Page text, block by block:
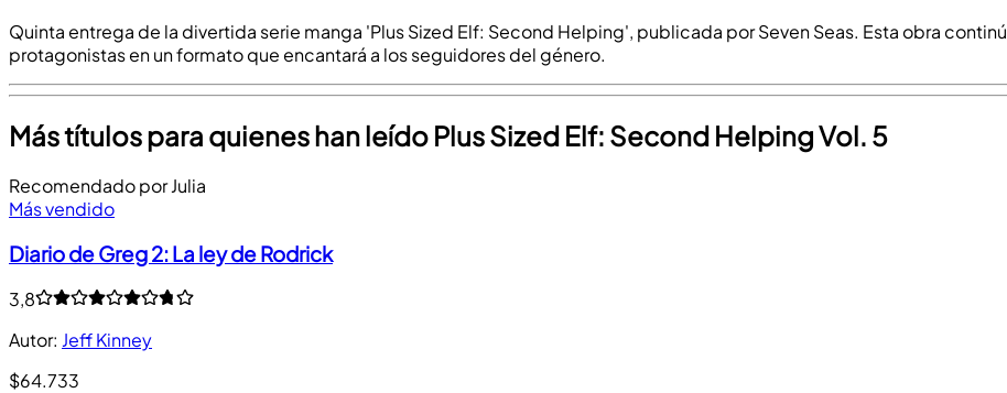
Quinta entrega de la divertida serie manga 'Plus Sized Elf: Second Helping', publicada por Seven Seas. Esta obra
protagonistas en un formato que encantará a los seguidores del género.
Más títulos para quienes han leído Plus Sized Elf: Second Helping Vol. 5
Recomendado por Julia
Más vendido
Diario de Greg 2: La ley de Rodrick
3,8
Autor: Jeff Kinney
$64.733